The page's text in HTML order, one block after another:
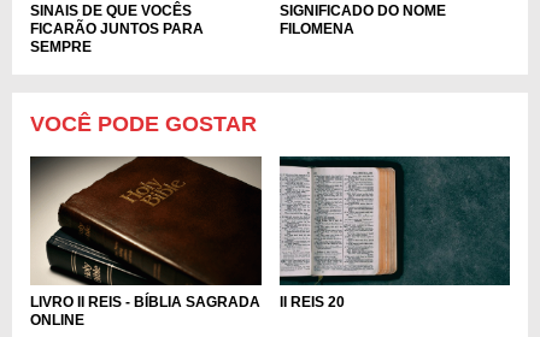
SINAIS DE QUE VOCÊS
FICARÃO JUNTOS PARA
SEMPRE
SIGNIFICADO DO NOME
FILOMENA
VOCÊ PODE GOSTAR
LIVRO II REIS - BÍBLIA SAGRADA
ONLINE
II REIS 20